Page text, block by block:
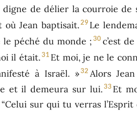
de délier la courroie de
où Jean baptisait.29 Le
le péché du monde ;30c’est
il était.31 Et moi, je ne le
à Israël. »32 Alors
et il demeura sur lui.33 Et
sur qui tu verras